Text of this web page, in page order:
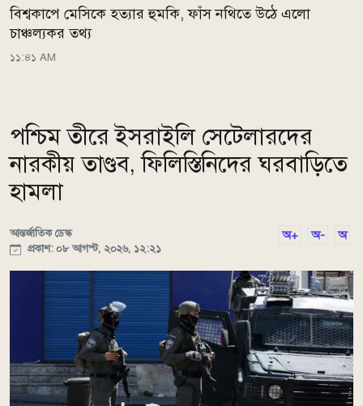
বিশ্বকাপে মেসিকে হত্যার হুমকি, ফাঁস নথিতে উঠে এলো
চাঞ্চল্যকর তথ্য
১১:৪১ AM
পশ্চিম তীরে ইসরাইলি সেটেলারদের
নারকীয় তাণ্ডব, ফিলিস্তিনিদের ঘরবাড়িতে
হামলা
আন্তর্জাতিক ডেস্ক
প্রকাশ: ০৮ আগস্ট, ২০২৬, ১২:২১
অ+ অ- অ